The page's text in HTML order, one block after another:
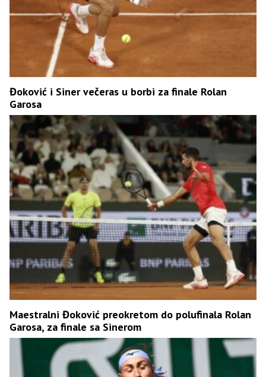
Đoković i Siner večeras u borbi za finale Rolan
Garosa
Maestralni Đoković preokretom do polufinala Rolan
Garosa, za finale sa Sinerom